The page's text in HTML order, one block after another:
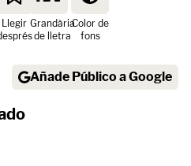
Llegir Grandària
de lletra
Color de
fons
Añade Público a Google